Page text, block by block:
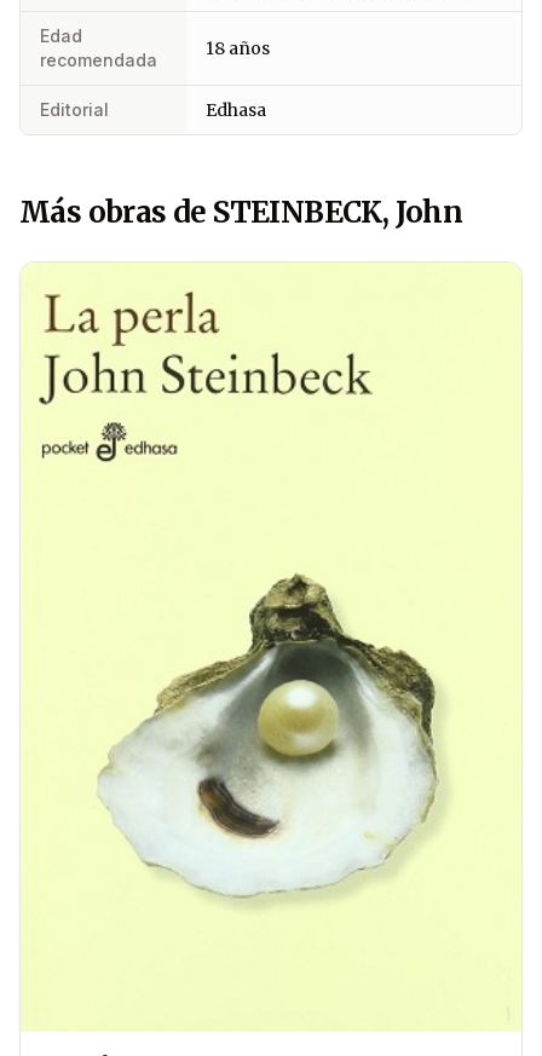
Edad
recomendada
18 años
Editorial Edhasa
Más obras de STEINBECK, John